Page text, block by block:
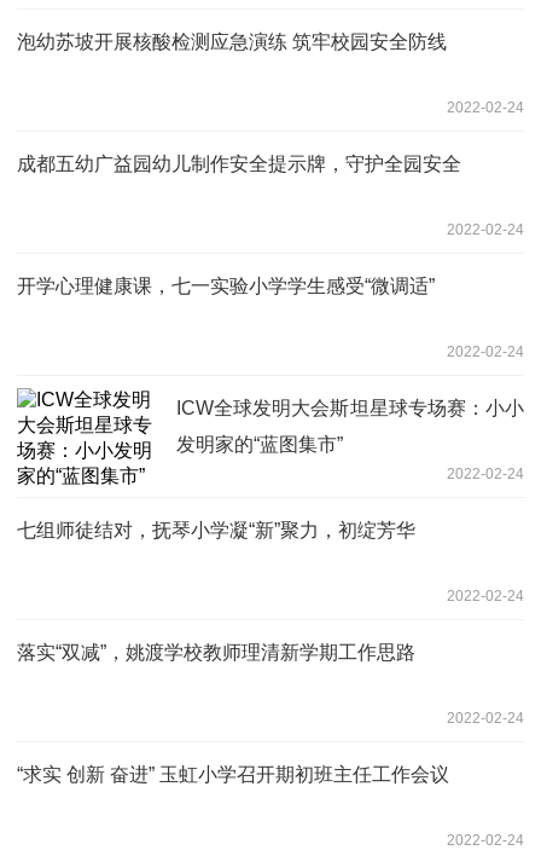
泡幼苏坡开展核酸检测应急演练 筑牢校园安全防线
2022-02-24
成都五幼广益园幼儿制作安全提示牌，守护全园安全
2022-02-24
开学心理健康课，七一实验小学学生感受“微调适”
2022-02-24
ICW全球发明大会斯坦星球专场赛：小小
发明家的“蓝图集市”
2022-02-24
七组师徒结对，抚琴小学凝“新”聚力，初绽芳华
2022-02-24
落实“双减”，姚渡学校教师理清新学期工作思路
2022-02-24
“求实 创新 奋进” 玉虹小学召开期初班主任工作会议
2022-02-24